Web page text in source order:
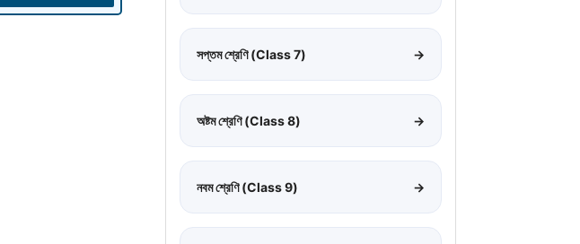
সপ্তম শ্রেণি (Class 7) →
অষ্টম শ্রেণি (Class 8) →
নবম শ্রেণি (Class 9) →